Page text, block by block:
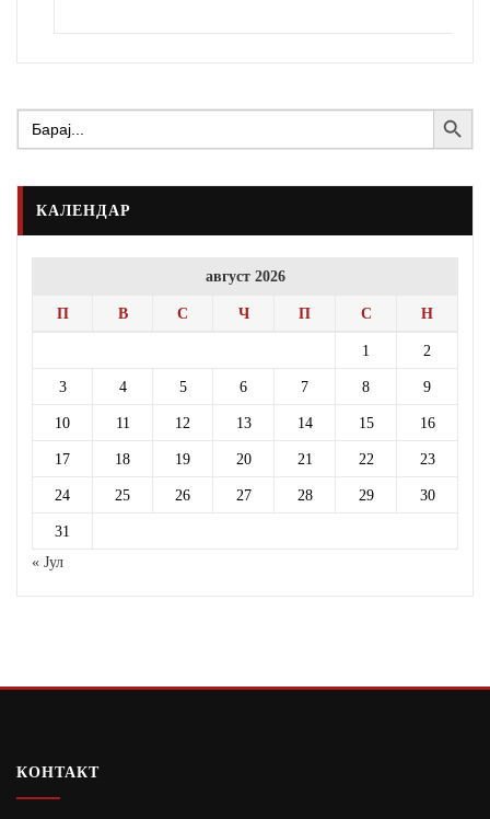
Search
for:
Search Button
КАЛЕНДАР
август 2026
П В С Ч П С Н
1 2
3 4 5 6 7 8 9
10 11 12 13 14 15 16
17 18 19 20 21 22 23
24 25 26 27 28 29 30
31
« Јул
КОНТАКТ